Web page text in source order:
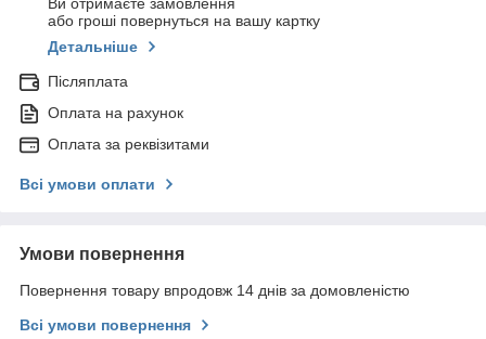
або гроші повернуться на вашу картку
Детальніше
Післяплата
Оплата на рахунок
Оплата за реквізитами
Всі умови оплати
Умови повернення
Повернення товару впродовж 14 днів за домовленістю
Всі умови повернення